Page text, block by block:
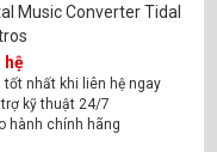
Music Converter Tidal
hệ
tốt nhất khi liên hệ ngay
trợ kỹ thuật 24/7
hành chính hãng